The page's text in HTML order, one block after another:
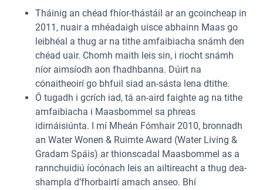
Tháinig an chéad fhíor-thástáil ar an gcoincheap in
2011, nuair a mhéadaigh uisce abhainn Maas go
leibhéal a thug ar na tithe amfaibiacha snámh den
chéad uair. Chomh maith leis sin, i riocht snámh
níor aimsíodh aon fhadhbanna. Dúirt na
cónaitheoirí go bhfuil siad an-sásta lena dtithe.
Ó tugadh i gcrích iad, tá an-aird faighte ag na tithe
amfaibiacha i Maasbommel sa phreas
idirnáisiúnta. I mí Mheán Fómhair 2010, bronnadh
an Water Wonen & Ruimte Award (Water Living &
Gradam Spáis) ar thionscadal Maasbommel as a
rannchuidiú íocónach leis an ailtireacht a thug dea-
shampla d’fhorbairtí amach anseo. Bhí